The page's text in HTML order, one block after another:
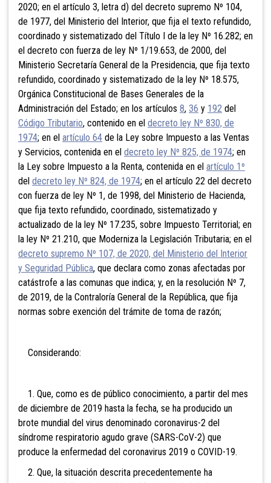
2020; en el artículo 3, letra d) del decreto supremo Nº 104,
de 1977, del Ministerio del Interior, que fija el texto refundido,
coordinado y sistematizado del Título I de la ley Nº 16.282; en
el decreto con fuerza de ley Nº 1/19.653, de 2000, del
Ministerio Secretaría General de la Presidencia, que fija texto
refundido, coordinado y sistematizado de la ley Nº 18.575,
Orgánica Constitucional de Bases Generales de la
Administración del Estado; en los artículos 8, 36 y 192 del
Código Tributario, contenido en el decreto ley Nº 830, de
1974; en el artículo 64 de la Ley sobre Impuesto a las Ventas
y Servicios, contenida en el decreto ley Nº 825, de 1974; en
la Ley sobre Impuesto a la Renta, contenida en el artículo 1º
del decreto ley Nº 824, de 1974; en el artículo 22 del decreto
con fuerza de ley Nº 1, de 1998, del Ministerio de Hacienda,
que fija texto refundido, coordinado, sistematizado y
actualizado de la ley Nº 17.235, sobre Impuesto Territorial; en
la ley Nº 21.210, que Moderniza la Legislación Tributaria; en el
decreto supremo Nº 107, de 2020, del Ministerio del Interior
y Seguridad Pública, que declara como zonas afectadas por
catástrofe a las comunas que indica; y, en la resolución Nº 7,
de 2019, de la Contraloría General de la República, que fija
normas sobre exención del trámite de toma de razón;
Considerando:
1. Que, como es de público conocimiento, a partir del mes
de diciembre de 2019 hasta la fecha, se ha producido un
brote mundial del virus denominado coronavirus-2 del
síndrome respiratorio agudo grave (SARS-CoV-2) que
produce la enfermedad del coronavirus 2019 o COVID-19.
2. Que, la situación descrita precedentemente ha